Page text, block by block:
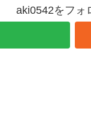
aki0542をフォ